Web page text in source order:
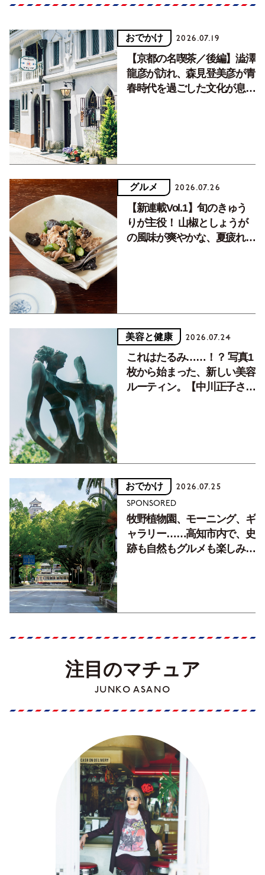
おでかけ 2026.07.19
【京都の名喫茶／後編】澁澤
龍彦が訪れ、森見登美彦が青
春時代を過ごした文化が息づ
グルメ 2026.07.26
【新連載Vol.1】旬のきゅう
りが主役！ 山椒としょうが
の風味が爽やかな、夏疲れを
美容と健康 2026.07.24
これはたるみ……！？ 写真1
枚から始まった、新しい美容
ルーティン。【中川正子さん
おでかけ 2026.07.25
SPONSORED
牧野植物園、モーニング、ギ
ャラリー……高知市内で、史
跡も自然もグルメも楽しみ尽
注目のマチュア
JUNKO ASANO